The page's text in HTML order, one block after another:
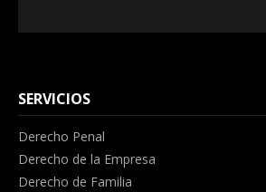
SERVICIOS
Derecho Penal
Derecho de la Empresa
Derecho de Familia